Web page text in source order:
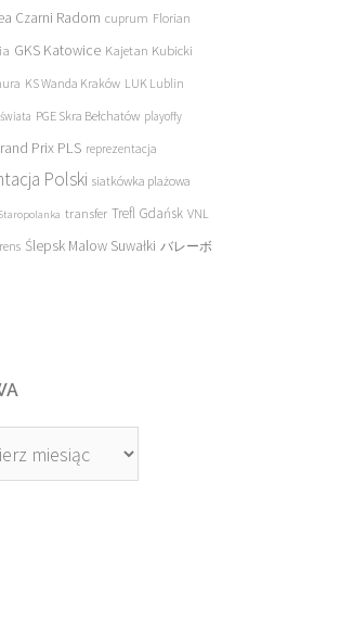
Czarni Radom cuprum Florian
GKS Katowice Kajetan Kubicki
KS Wanda Kraków LUK Lublin
PGE Skra Bełchatów playoffy
Prix PLS reprezentacja
Polski siatkówka plażowa
transfer Trefl Gdańsk VNL
Ślepsk Malow Suwałki バレーボ